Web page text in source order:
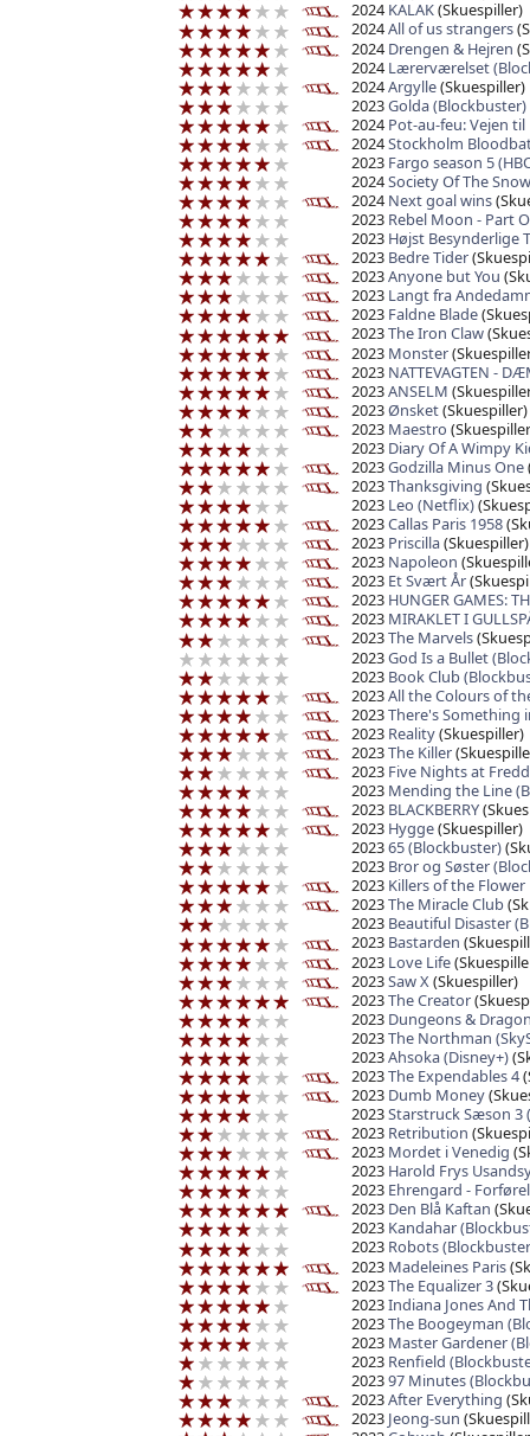
2024 KALAK(Skuespiller)
2024All of us strangers
2024 Drengen & Hejren
2024 Lærerværelset
2024Argylle(Skuespiller)
2023Golda (Blockbuster)
2024 Pot-au-feu: Vejen
2024Stockholm
2023 Fargo season 5
2024Society Of The
2024 Next goal wins
2023 Rebel Moon - Part
2023 Højst Besynderlige
2023 Bedre Tider
2023Anyone but You
2023 Langt fra
2023 Faldne Blade
2023The Iron Claw
2023 Monster
2023 NATTEVAGTEN -
2023ANSELM
2023Ønsket(Skuespiller)
2023 Maestro
2023 Diary Of A Wimpy
2023Godzilla Minus One
2023Thanksgiving
2023 Leo (Netflix)
2023Callas Paris 1958
2023 Priscilla(Skuespiller)
2023 Napoleon
2023 Et Svært År
2023 HUNGER GAMES:
2023 MIRAKLET I
2023The Marvels
2023God Is a Bullet
2023 Book Club
2023All the Colours of
2023There's Something
2023 Reality(Skuespiller)
2023The Killer
2023 Five Nights at
2023 Mending the Line
2023 BLACKBERRY
2023 Hygge(Skuespiller)
202365 (Blockbuster)
2023 Bror og Søster
2023 Killers of the
2023The Miracle Club
2023 Beautiful Disaster
2023 Bastarden
2023 Love Life
2023Saw X (Skuespiller)
2023The Creator
2023 Dungeons &
2023The Northman
2023Ahsoka (Disney+)
2023The Expendables 4
2023 Dumb Money
2023Starstruck Sæson 3
2023 Retribution
2023 Mordet i Venedig
2023 Harold Frys
2023 Ehrengard -
2023 Den Blå Kaftan
2023 Kandahar
2023 Robots
2023 Madeleines Paris
2023The Equalizer 3
2023Indiana Jones And
2023The Boogeyman
2023 Master Gardener
2023 Renfield
202397 Minutes
2023After Everything
2023 Jeong-sun